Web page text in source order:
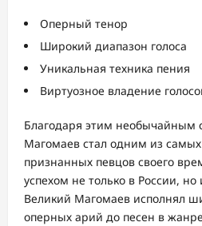
Оперный тенор
Широкий диапазон голоса
Уникальная техника пения
Виртуозное владение
Благодаря этим необычайным
Магомаев стал одним из
признанных певцов своего
успехом не только в России,
Великий Магомаев исполнял
оперных арий до песен в